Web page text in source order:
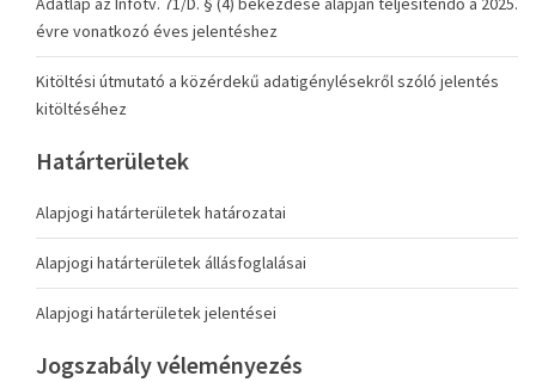
évre vonatkozó éves jelentéshez
Kitöltési útmutató a közérdekű adatigénylésekről szóló jelentés
kitöltéséhez
Határterületek
Alapjogi határterületek határozatai
Alapjogi határterületek állásfoglalásai
Alapjogi határterületek jelentései
Jogszabály véleményezés